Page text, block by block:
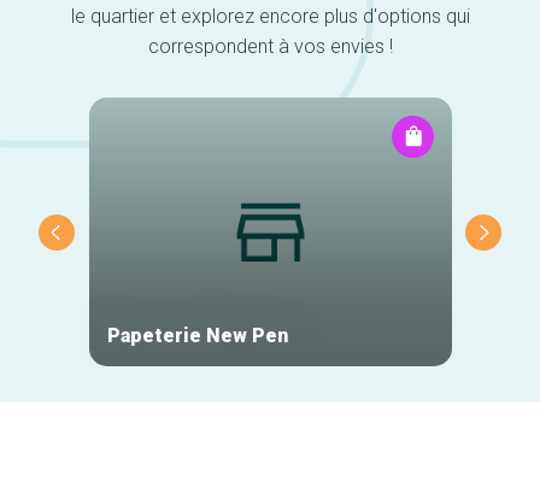
le quartier et explorez encore plus d'options qui
correspondent à vos envies !
Papeterie New Pen